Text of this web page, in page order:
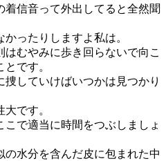
着信音って外出してると全然聞
ったりしますよ私は。
むやみに歩き回らないで向こ
です。
していけばいつかは見つかり
です。
で適当に時間をつぶしましょ
の水分を含んだ皮に包まれた中